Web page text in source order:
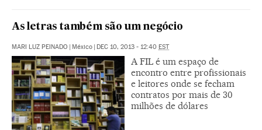
As letras também são um negócio
MARI LUZ PEINADO | México | DEC 10, 2013 - 12:40 EST
A FIL é um espaço de
encontro entre profissionais
e leitores onde se fecham
contratos por mais de 30
milhões de dólares